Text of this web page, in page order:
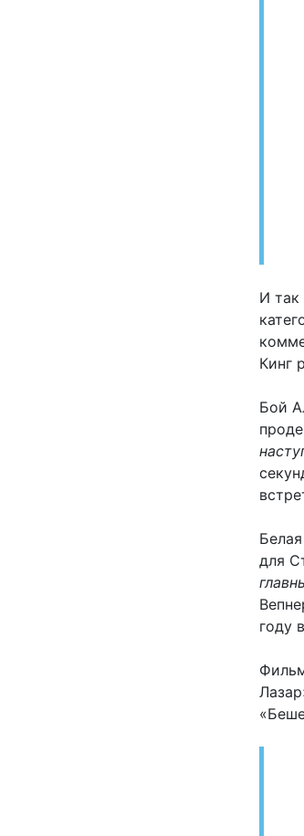
И так
Кинг
Бой
для
году